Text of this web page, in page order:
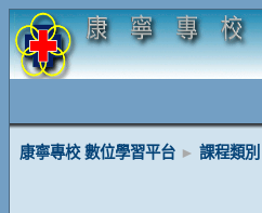
康寧專校 數位學習平台 ► 課程類別